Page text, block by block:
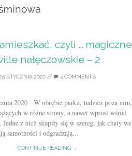
czyli … magiczne
nałęczowskie – 2
STYCZNIA 2020 // 4 COMMENTS
2020 W obrębie parku, tudzież poza nim,
w różne strony, a nawet wprost wśród
z nich skupiły się w szereg, jak chaty we
samotności i odgradzają...
CONTINUE READING →